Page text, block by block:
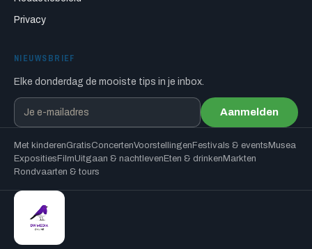
Privacy
NIEUWSBRIEF
Elke donderdag de mooiste tips in je inbox.
Aanmelden
Met kinderenGratisConcertenVoorstellingen Festivals & events Musea
Exposities FilmUitgaan & nachtleven Eten & drinken Markten
Rondvaarten & tours